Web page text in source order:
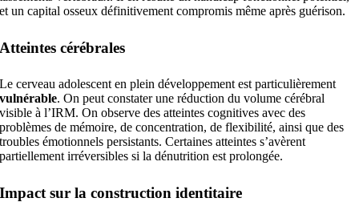
et un capital osseux définitivement compromis même après guérison.
Atteintes cérébrales
Le cerveau adolescent en plein développement est particulièrement
vulnérable. On peut constater une réduction du volume cérébral
visible à l’IRM. On observe des atteintes cognitives avec des
problèmes de mémoire, de concentration, de flexibilité, ainsi que des
troubles émotionnels persistants. Certaines atteintes s’avèrent
partiellement irréversibles si la dénutrition est prolongée.
Impact sur la construction identitaire